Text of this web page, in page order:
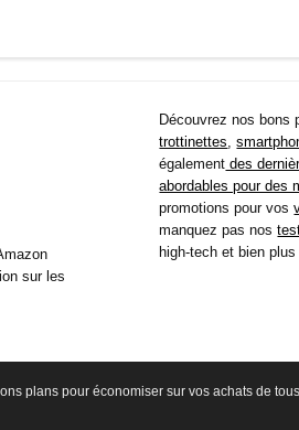
sur les
Découvrez nos bons
trottinettes,
également des
abordables pour des
promotions pour vos
manquez pas nos
high-tech et bien plus
plans pour économiser sur vos achats de